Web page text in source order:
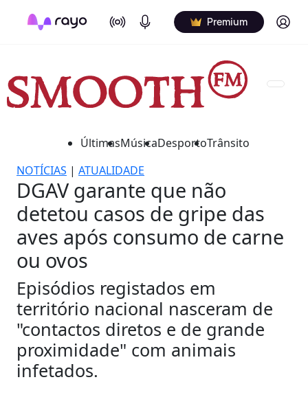
On Air Podcasts Premium Log in
ÚltimasMúsicaDesportoTrânsito
NOTÍCIAS | ATUALIDADE
DGAV garante que não
detetou casos de gripe das
aves após consumo de carne
ou ovos
Episódios registados em
território nacional nasceram de
"contactos diretos e de grande
proximidade" com animais
infetados.